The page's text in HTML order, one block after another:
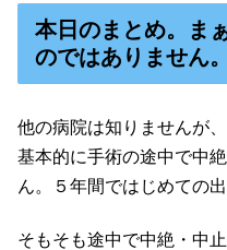
本日のまとめ。ま
のではありません。
他の病院は知りませんが
基本的に手術の途中で中
ん。５年間ではじめての出
そもそも途中で中絶・中